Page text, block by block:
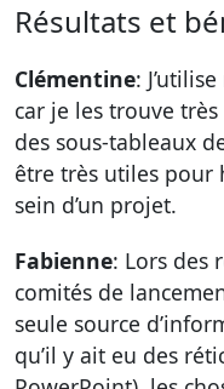
Résultats et
Clémentine:
car je les trouve
des sous-tableaux
être très utiles pour
sein d’un projet.
Fabienne: Lors des
comités de
seule source
qu’il y ait eu des